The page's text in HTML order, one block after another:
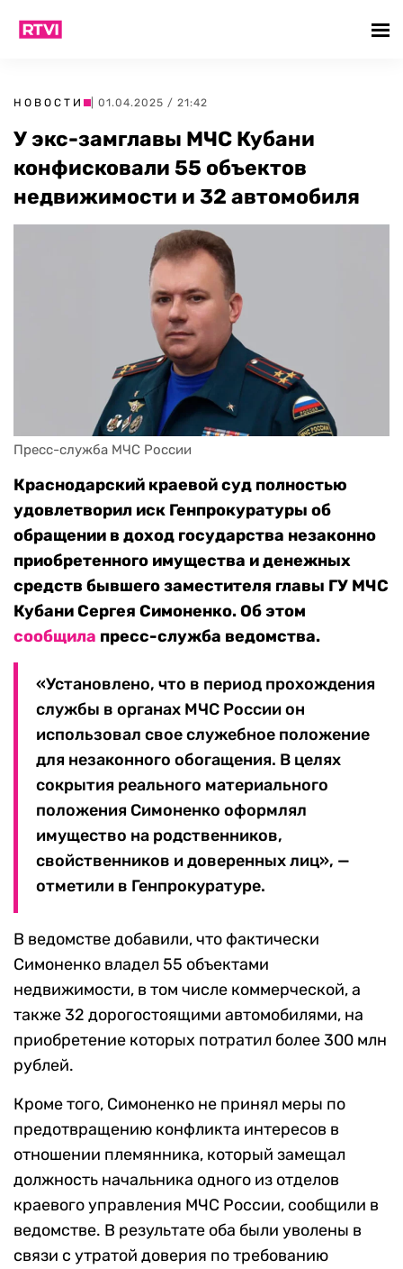
НОВОСТИ | 01.04.2025 / 21:42
У экс-замглавы МЧС Кубани
конфисковали 55 объектов
недвижимости и 32 автомобиля
Пресс-служба МЧС России
Краснодарский краевой суд полностью
удовлетворил иск Генпрокуратуры об
обращении в доход государства незаконно
приобретенного имущества и денежных
средств бывшего заместителя главы ГУ МЧС
Кубани Сергея Симоненко. Об этом
сообщила пресс-служба ведомства.
«Установлено, что в период прохождения
службы в органах МЧС России он
использовал свое служебное положение
для незаконного обогащения. В целях
сокрытия реального материального
положения Симоненко оформлял
имущество на родственников,
свойственников и доверенных лиц», —
отметили в Генпрокуратуре.
В ведомстве добавили, что фактически
Симоненко владел 55 объектами
недвижимости, в том числе коммерческой, а
также 32 дорогостоящими автомобилями, на
приобретение которых потратил более 300 млн
рублей.
Кроме того, Симоненко не принял меры по
предотвращению конфликта интересов в
отношении племянника, который замещал
должность начальника одного из отделов
краевого управления МЧС России, сообщили в
ведомстве. В результате оба были уволены в
связи с утратой доверия по требованию